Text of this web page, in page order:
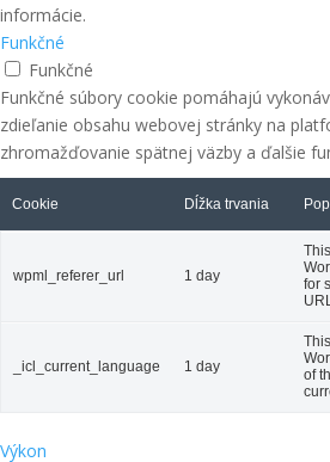
informácie.
Funkčné
Funkčné
Funkčné súbory cookie pomáhajú
zdieľanie obsahu webovej stránky na
zhromažďovanie spätnej väzby a ďalšie
Cookie Dĺžka trvania
wpml_referer_url 1 day
for
_icl_current_language 1 day
of
Výkon